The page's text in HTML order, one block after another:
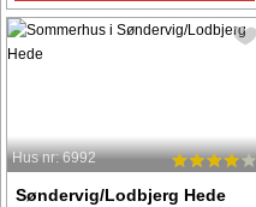
Hus nr: 6992
Søndervig/Lodbjerg Hede